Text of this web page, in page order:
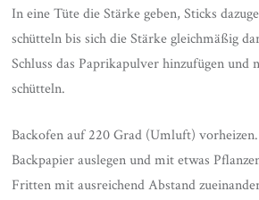
In eine Tüte die Stärke geben, Sticks
schütteln bis sich die Stärke gleichmäßig
Schluss das Paprikapulver hinzufügen und
schütteln.
Backofen auf 220 Grad (Umluft)
Backpapier auslegen und mit etwas
Fritten mit ausreichend Abstand